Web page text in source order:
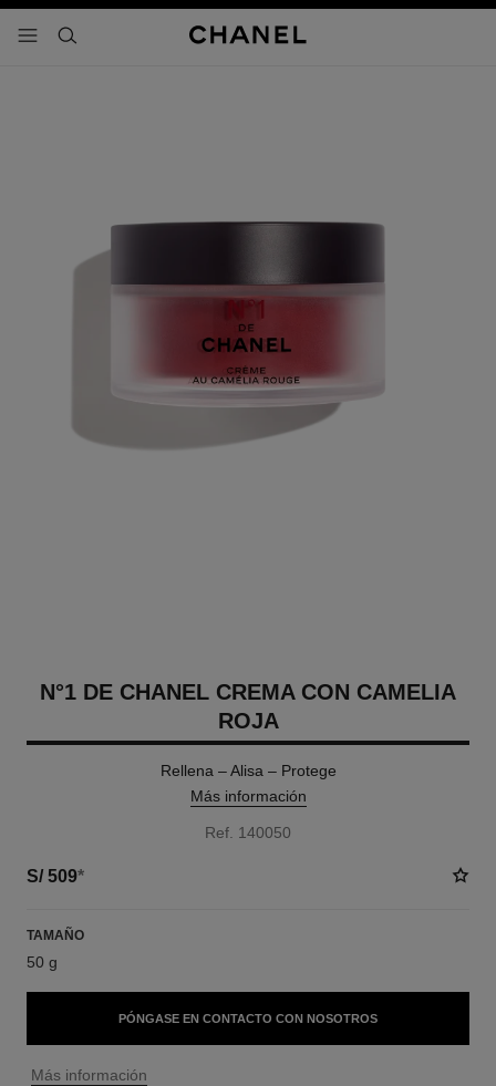
- navegación principal
buscar
N°1 DE CHANEL CREMA CON CAMELIA
ROJA
Rellena – Alisa – Protege
Más información
Ref. 140050
S/ 509*
TAMAÑO
50 g
PÓNGASE EN CONTACTO CON NOSOTROS
↩
Más información